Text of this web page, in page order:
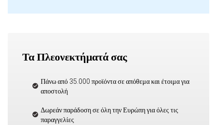
Τα Πλεονεκτήματά σας
Πάνω από 35.000 προϊόντα σε απόθεμα και έτοιμα για
αποστολή
Δωρεάν παράδοση σε όλη την Ευρώπη για όλες τις
παραγγελίες